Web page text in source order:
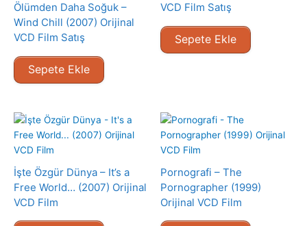
Ölümden Daha Soğuk –
Wind Chill (2007) Orijinal
VCD Film Satış
Sepete Ekle
VCD Film Satış
Sepete Ekle
İşte Özgür Dünya – It’s a
Free World… (2007) Orijinal
VCD Film
Pornografi – The
Pornographer (1999)
Orijinal VCD Film